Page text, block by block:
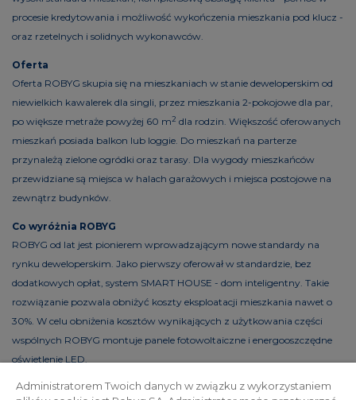
procesie kredytowania i możliwość wykończenia mieszkania pod klucz -
oraz rzetelnych i solidnych wykonawców.
Oferta
Oferta ROBYG skupia się na mieszkaniach w stanie deweloperskim od
niewielkich kawalerek dla singli, przez mieszkania 2-pokojowe dla par,
po większe metraże powyżej 60 m2 dla rodzin. Większość oferowanych
mieszkań posiada balkon lub loggie. Do mieszkań na parterze
przynależą zielone ogródki oraz tarasy. Dla wygody mieszkańców
przewidziane są miejsca w halach garażowych i miejsca postojowe na
zewnątrz budynków.
Co wyróżnia ROBYG
ROBYG od lat jest pionierem wprowadzającym nowe standardy na
rynku deweloperskim. Jako pierwszy oferował w standardzie, bez
dodatkowych opłat, system SMART HOUSE - dom inteligentny. Takie
rozwiązanie pozwala obniżyć koszty eksploatacji mieszkania nawet o
30%. W celu obniżenia kosztów wynikających z użytkowania części
wspólnych ROBYG montuje panele fotowoltaiczne i energooszczędne
oświetlenie LED.
Administratorem Twoich danych w związku z wykorzystaniem